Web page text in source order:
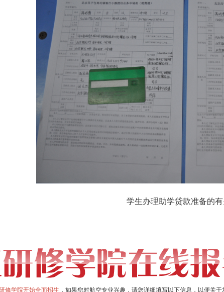
学生办理助学贷款准备的
修学院开始全面招生 ，如果您对航空专业兴趣，请您详细填写以下信息，以便关